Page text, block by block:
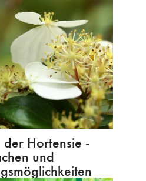
der Hortensie -
und